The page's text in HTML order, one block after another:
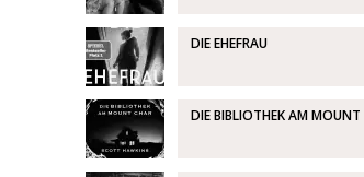
DIE EHEFRAU
DIE BIBLIOTHEK AM MOUNT